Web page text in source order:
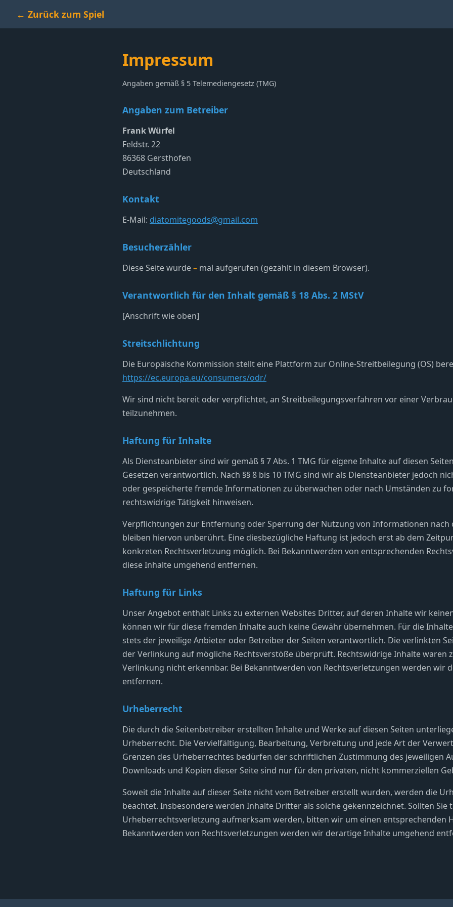
← Zurück zum Spiel
Impressum
Angaben gemäß § 5 Telemediengesetz (TMG)
Angaben zum Betreiber
Frank Würfel
Feldstr. 22
86368 Gersthofen
Deutschland
Kontakt
E-Mail: diatomitegoods@gmail.com
Besucherzähler
Diese Seite wurde– mal aufgerufen (gezählt in diesem Browser).
Verantwortlich für den Inhalt gemäß § 18 Abs. 2 MStV
[Anschrift wie oben]
Streitschlichtung
Die Europäische Kommission stellt eine Plattform zur Online-Streitbeilegung (OS)
https://ec.europa.eu/consumers/odr/
Wir sind nicht bereit oder verpflichtet, an Streitbeilegungsverfahren vor einer
teilzunehmen.
Haftung für Inhalte
Als Diensteanbieter sind wir gemäß § 7 Abs. 1 TMG für eigene Inhalte auf diesen
Gesetzen verantwortlich. Nach §§ 8 bis 10 TMG sind wir als Diensteanbieter jedoch
oder gespeicherte fremde Informationen zu überwachen oder nach Umständen zu
rechtswidrige Tätigkeit hinweisen.
Verpflichtungen zur Entfernung oder Sperrung der Nutzung von Informationen nach
bleiben hiervon unberührt. Eine diesbezügliche Haftung ist jedoch erst ab dem
konkreten Rechtsverletzung möglich. Bei Bekanntwerden von entsprechenden
diese Inhalte umgehend entfernen.
Haftung für Links
Unser Angebot enthält Links zu externen Websites Dritter, auf deren Inhalte wir
können wir für diese fremden Inhalte auch keine Gewähr übernehmen. Für die
stets der jeweilige Anbieter oder Betreiber der Seiten verantwortlich. Die verlinkten
der Verlinkung auf mögliche Rechtsverstöße überprüft. Rechtswidrige Inhalte waren
Verlinkung nicht erkennbar. Bei Bekanntwerden von Rechtsverletzungen werden wir
entfernen.
Urheberrecht
Die durch die Seitenbetreiber erstellten Inhalte und Werke auf diesen Seiten
Urheberrecht. Die Vervielfältigung, Bearbeitung, Verbreitung und jede Art der
Grenzen des Urheberrechtes bedürfen der schriftlichen Zustimmung des jeweiligen
Downloads und Kopien dieser Seite sind nur für den privaten, nicht kommerziellen
Soweit die Inhalte auf dieser Seite nicht vom Betreiber erstellt wurden, werden die
beachtet. Insbesondere werden Inhalte Dritter als solche gekennzeichnet. Sollten Sie
Urheberrechtsverletzung aufmerksam werden, bitten wir um einen entsprechenden
Bekanntwerden von Rechtsverletzungen werden wir derartige Inhalte umgehend